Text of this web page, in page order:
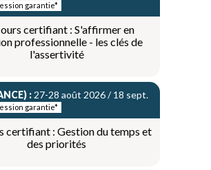
garantie*
certifiant : S'affirmer en
professionnelle - les clés de
l'assertivité
: 27-28 août 2026 / 18 sept.
garantie*
certifiant : Gestion du temps et
des priorités